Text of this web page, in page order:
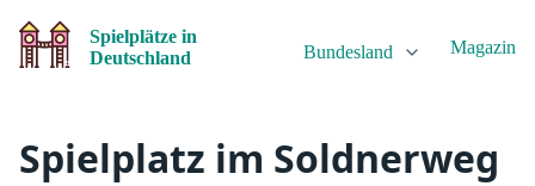
Spielplätze in
Deutschland
Bundesland Magazin
Spielplatz im Soldnerweg